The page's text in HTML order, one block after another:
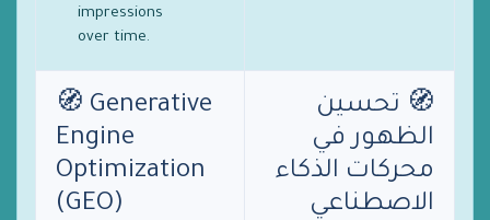
impressions
over time.
🧭 تحسين
الظهور في
محركات الذكاء
الاصطناعي
🧭 Generative
Engine
Optimization
(GEO)